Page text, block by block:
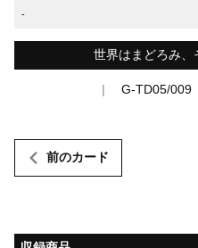
-
世界はまどろみ、
G-TD05/009
前のカード